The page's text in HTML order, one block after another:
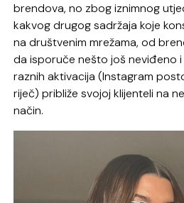
brendova, no zbog iznimnog
kakvog drugog sadržaja koje
na društvenim mrežama, od
da isporuče nešto još neviđeno
raznih aktivacija (Instagram
riječ) približe svojoj klijenteli na
način.